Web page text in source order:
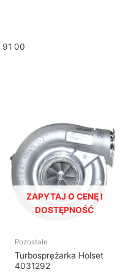
91 00
ZAPYTAJ O CENĘ I
DOSTĘPNOŚĆ
Pozostałe
Turbosprężarka Holset
4031292